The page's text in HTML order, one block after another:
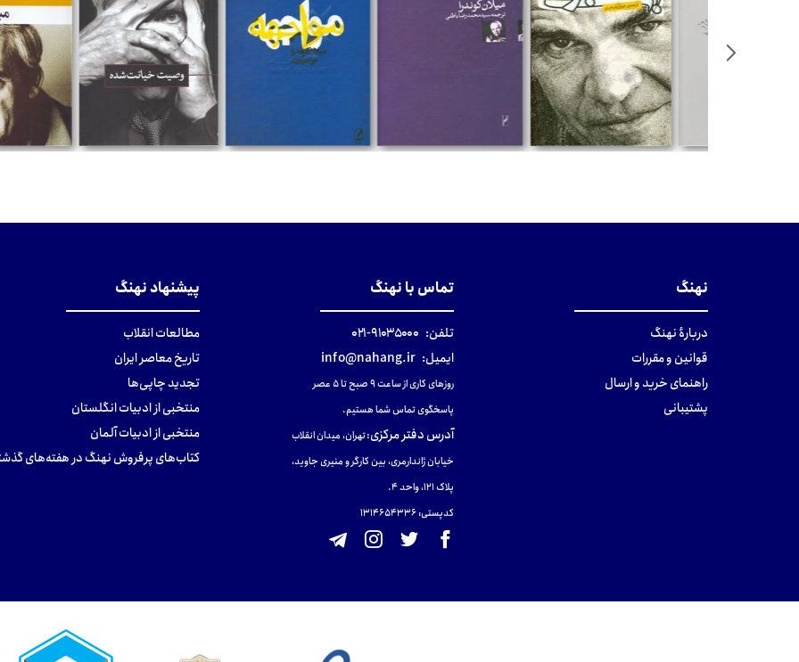
نهنگ
دربارهٔ نهنگ
قوانین و مقررات
راهنمای خرید و ارسال
پشتیبانی
تماس با نهنگ
تلفن: ۹۱۰۳۵۰۰۰-۰۲۱
ایمیل: info@nahang.ir
روزهای کاری از ساعت ۹ صبح تا ۵ عصر
پاسخگوی تماس شما هستیم.
آدرس دفتر مرکزی:تهران، میدان انقلاب
خیابان ژاندارمری، بین کارگر و منیری جاوید،
پلاک 121، واحد ۴.
کدپستی: 131465433۶
پیشنهاد نهنگ
مطالعات انقلاب
تاریخ معاصر ایران
تجدید چاپی‌ها
منتخبی از ادبیات انگلستان
منتخبی از ادبیات آلمان
کتاب‌های پرفروش نهنگ در هفته‌های